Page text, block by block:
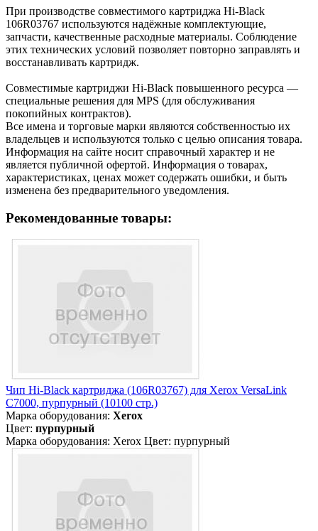
При производстве совместимого картриджа Hi-Black
106R03767 используются надёжные комплектующие,
запчасти, качественные расходные материалы. Соблюдение
этих технических условий позволяет повторно заправлять и
восстанавливать картридж.
Cовместимые картриджи Hi-Black повышенного ресурса —
специальные решения для MPS (для обслуживания
покопийных контрактов).
Все имена и торговые марки являются собственностью их
владельцев и используются только с целью описания товара.
Информация на сайте носит справочный характер и не
является публичной офертой. Информация о товарах,
характеристиках, ценах может содержать ошибки, и быть
изменена без предварительного уведомления.
Рекомендованные товары:
Чип Hi-Black картриджа (106R03767) для Xerox VersaLink
C7000, пурпурный (10100 стр.)
Марка оборудования: Xerox
Цвет: пурпурный
Марка оборудования: Xerox Цвет: пурпурный